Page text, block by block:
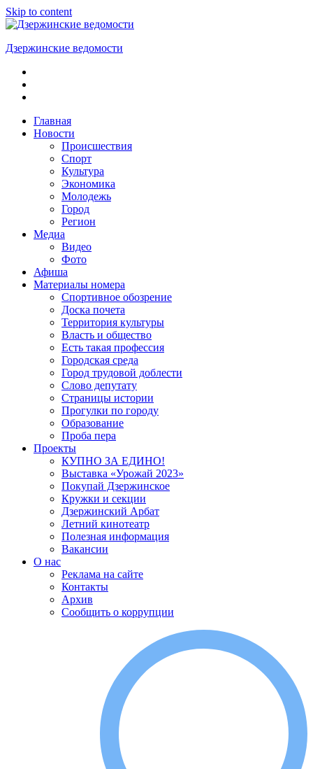
Skip to content
Дзержинские ведомости
ОБЩЕСТВЕННО-
ПОЛИТИЧЕСКАЯ
ГАЗЕТАГлавная
Новости
Происшествия
Спорт
Культура
Экономика
Молодежь
Город
Регион
Медиа
Видео
Фото
Афиша
Материалы номера
Спортивное обозрение
Доска почета
Территория культуры
Власть и общество
Есть такая профессия
Городская среда
Город трудовой доблести
Слово депутату
Страницы истории
Прогулки по городу
Образование
Проба пера
Проекты
КУПНО ЗА ЕДИНО!
Выставка «Урожай 2023»
Покупай Дзержинское
Кружки и секции
Дзержинский Арбат
Летний кинотеатр
Полезная информация
Вакансии
О нас
Реклама на сайте
Контакты
Архив
Сообщить о коррупции